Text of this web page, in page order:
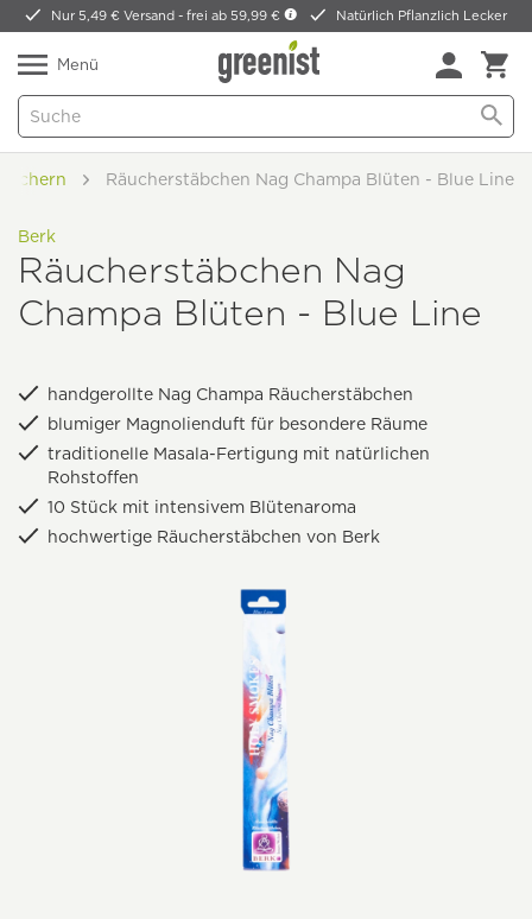
Nur 5,49 € Versand -frei ab 59,99 € Natürlich Pflanzlich Lecker
Menü
Räucherstäbchen Nag Champa Blüten - Blue Line
Berk
Räucherstäbchen Nag
Champa Blüten - Blue Line
handgerollte Nag Champa Räucherstäbchen
blumiger Magnolienduft für besondere Räume
traditionelle Masala-Fertigung mit natürlichen
Rohstoffen
10 Stück mit intensivem Blütenaroma
hochwertige Räucherstäbchen von Berk